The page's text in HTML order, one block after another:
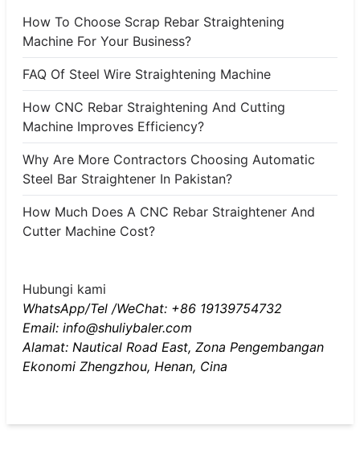
How To Choose Scrap Rebar Straightening
Machine For Your Business?
FAQ Of Steel Wire Straightening Machine
How CNC Rebar Straightening And Cutting
Machine Improves Efficiency?
Why Are More Contractors Choosing Automatic
Steel Bar Straightener In Pakistan?
How Much Does A CNC Rebar Straightener And
Cutter Machine Cost?
Hubungi kami
WhatsApp/Tel /WeChat: +86 19139754732
Email: info@shuliybaler.com
Alamat: Nautical Road East, Zona Pengembangan
Ekonomi Zhengzhou, Henan, Cina